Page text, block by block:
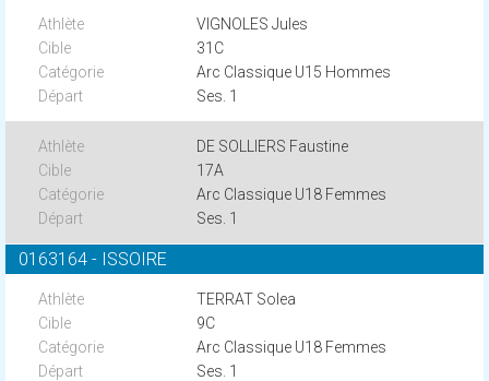
VIGNOLES Jules
31C
Arc Classique U15 Hommes
Ses. 1
DE SOLLIERS Faustine
17A
Arc Classique U18 Femmes
Ses. 1
0163164 - ISSOIRE
TERRAT Solea
9C
Arc Classique U18 Femmes
Ses. 1